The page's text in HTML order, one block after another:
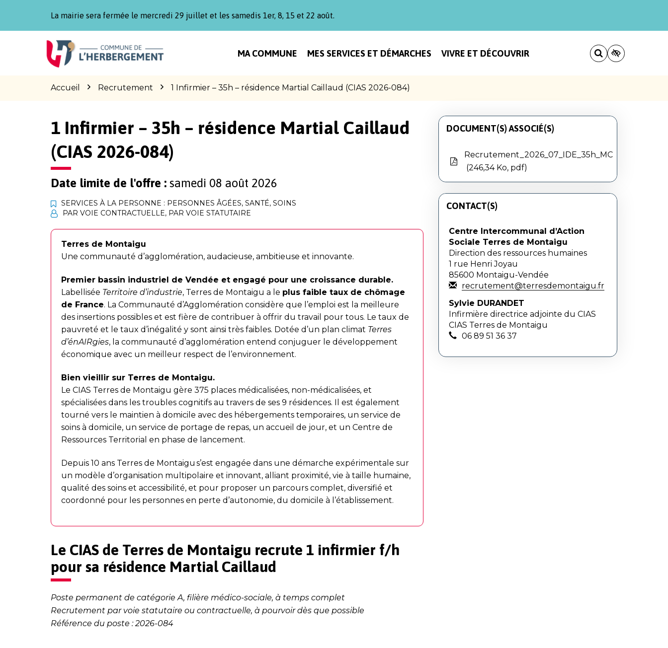
La mairie sera fermée le mercredi 29 juillet et les samedis 1er, 8, 15 et 22 août.
MA COMMUNE MES SERVICES ET DÉMARCHES VIVRE ET DÉCOUVRIR
Accueil Recrutement 1 Infirmier – 35h – résidence Martial Caillaud (CIAS 2026-084)
1 Infirmier – 35h – résidence Martial Caillaud
(CIAS 2026-084)
Date limite de l'offre : samedi 08 août 2026
SERVICES À LA PERSONNE : PERSONNES ÂGÉES, SANTÉ, SOINS
PAR VOIE CONTRACTUELLE, PAR VOIE STATUTAIRE
Terres de Montaigu
Une communauté d’agglomération, audacieuse, ambitieuse et innovante.
Premier bassin industriel de Vendée et engagé pour une croissance durable.
Labellisée Territoire d’industrie, Terres de Montaigu a le plus faible taux de chômage
de France. La Communauté d’Agglomération considère que l’emploi est la meilleure
des insertions possibles et est fière de contribuer à offrir du travail pour tous. Le taux de
pauvreté et le taux d’inégalité y sont ainsi très faibles. Dotée d’un plan climat Terres
d’énAIRgies, la communauté d’agglomération entend conjuguer le développement
économique avec un meilleur respect de l’environnement.
Bien vieillir sur Terres de Montaigu.
Le CIAS Terres de Montaigu gère 375 places médicalisées, non-médicalisées, et
spécialisées dans les troubles cognitifs au travers de ses 9 résidences. Il est également
tourné vers le maintien à domicile avec des hébergements temporaires, un service de
soins à domicile, un service de portage de repas, un accueil de jour, et un Centre de
Ressources Territorial en phase de lancement.
Depuis 10 ans Terres de Montaigu s’est engagée dans une démarche expérimentale sur
un modèle d’organisation multipolaire et innovant, alliant proximité, vie à taille humaine,
qualité des soins et accessibilité, et pour proposer un parcours complet, diversifié et
coordonné pour les personnes en perte d’autonomie, du domicile à l’établissement.
Le CIAS de Terres de Montaigu recrute 1 infirmier f/h
pour sa résidence Martial Caillaud
Poste permanent de catégorie A, filière médico-sociale, à temps complet
Recrutement par voie statutaire ou contractuelle, à pourvoir dès que possible
Référence du poste : 2026-084
DOCUMENT(S) ASSOCIÉ(S)
Recrutement_2026_07_IDE_35h_MC
246,34 Ko, pdf
CONTACT(S)
Centre Intercommunal d’Action
Sociale Terres de Montaigu
Direction des ressources humaines
1 rue Henri Joyau
85600 Montaigu-Vendée
recrutement@terresdemontaigu.fr
Sylvie DURANDET
Infirmière directrice adjointe du CIAS
CIAS Terres de Montaigu
06 89 51 36 37